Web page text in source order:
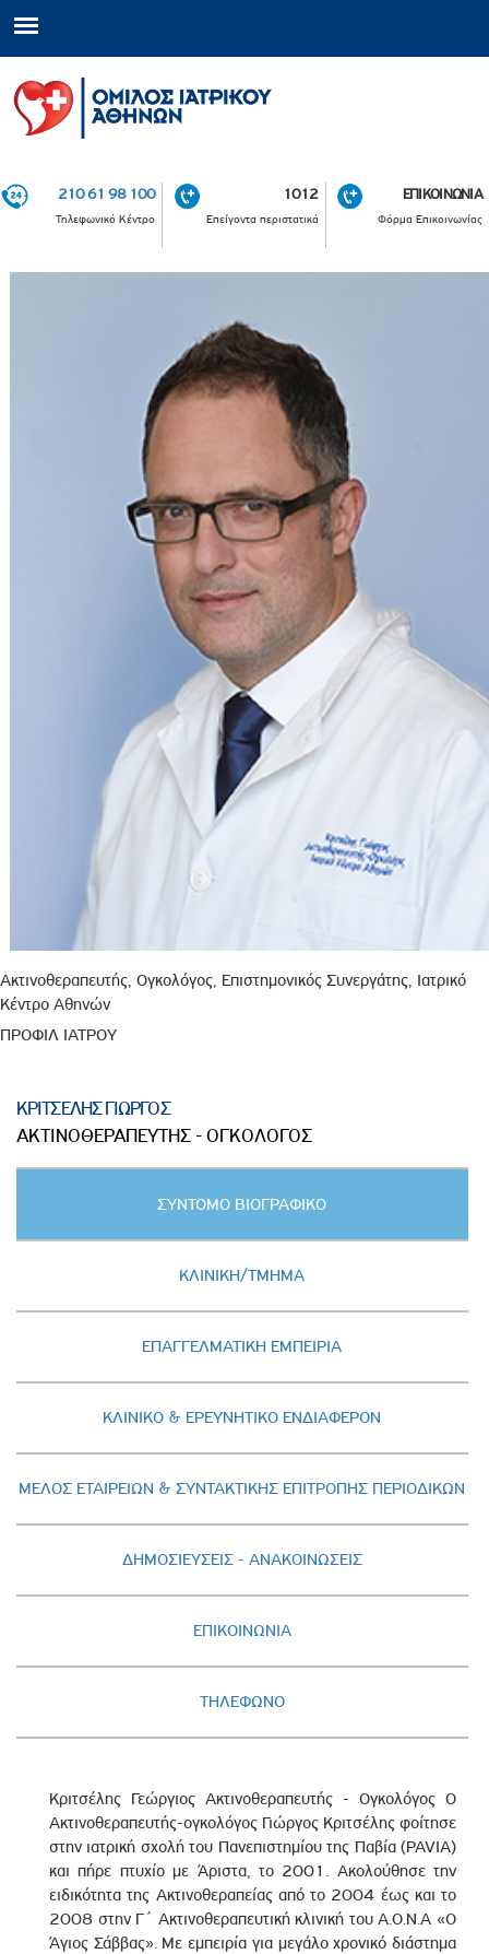
210 61 98 100
Τηλεφωνικό Κέντρο
1012
Επείγοντα περιστατικά
ΕΠΙΚΟΙΝΩΝΙΑ
Φόρμα Επικοινωνίας
Ακτινοθεραπευτής, Ογκολόγος, Επιστημονικός Συνεργάτης, Ιατρικό
Κέντρο Αθηνών
ΠΡΟΦΙΛ ΙΑΤΡΟΥ
ΚΡΙΤΣΕΛΗΣ ΓΙΩΡΓΟΣ
ΑΚΤΙΝΟΘΕΡΑΠΕΥΤΗΣ - ΟΓΚΟΛΟΓΟΣ
ΣΥΝΤΟΜΟ ΒΙΟΓΡΑΦΙΚΟ
ΚΛΙΝΙΚΗ/ΤΜΗΜΑ
ΕΠΑΓΓΕΛΜΑΤΙΚΗ ΕΜΠΕΙΡΙΑ
ΚΛΙΝΙΚΟ & ΕΡΕΥΝΗΤΙΚΟ ΕΝΔΙΑΦΕΡΟΝ
ΜΕΛΟΣ ΕΤΑΙΡΕΙΩΝ & ΣΥΝΤΑΚΤΙΚΗΣ ΕΠΙΤΡΟΠΗΣ ΠΕΡΙΟΔΙΚΩΝ
ΔΗΜΟΣΙΕΥΣΕΙΣ - AΝΑΚΟΙΝΩΣΕΙΣ
ΕΠΙΚΟΙΝΩΝΙΑ
ΤΗΛΕΦΩΝΟ
Κριτσέλης Γεώργιος Ακτινοθεραπευτής - Ογκολόγος Ο
Ακτινοθεραπευτής-ογκολόγος Γιώργος Κριτσέλης φοίτησε
στην ιατρική σχολή του Πανεπιστημίου της Παβία (PAVIA)
και πήρε πτυχίο με Άριστα, το 2001. Ακολούθησε την
ειδικότητα της Ακτινοθεραπείας από το 2004 έως και το
2008 στην Γ΄ Ακτινοθεραπευτική κλινική του Α.Ο.Ν.Α «Ο
Άγιος Σάββας». Με εμπειρία για μεγάλο χρονικό διάστημα